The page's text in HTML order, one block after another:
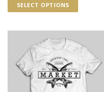
SELECT OPTIONS